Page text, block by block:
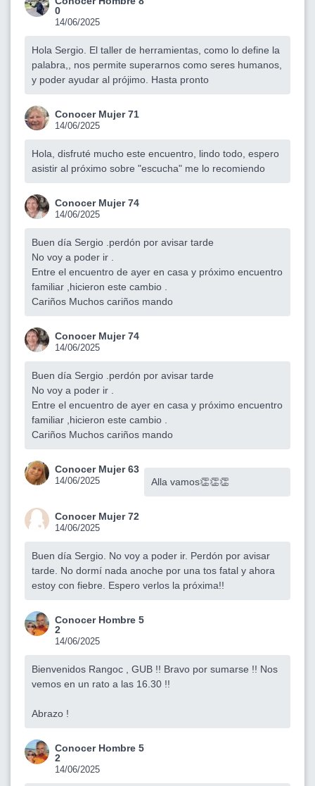
0
14/06/2025
Hola Sergio. El taller de herramientas, como lo define la
palabra,, nos permite superarnos como seres humanos,
y poder ayudar al prójimo. Hasta pronto
Conocer Mujer 71
14/06/2025
Hola, disfruté mucho este encuentro, lindo todo, espero
asistir al próximo sobre "escucha" me lo recomiendo
Conocer Mujer 74
14/06/2025
Buen día Sergio .perdón por avisar tarde
No voy a poder ir .
Entre el encuentro de ayer en casa y próximo encuentro
familiar ,hicieron este cambio .
Cariños Muchos cariños mando
Conocer Mujer 74
14/06/2025
Buen día Sergio .perdón por avisar tarde
No voy a poder ir .
Entre el encuentro de ayer en casa y próximo encuentro
familiar ,hicieron este cambio .
Cariños Muchos cariños mando
Conocer Mujer 63
14/06/2025 Alla vamos👏👏👏
Conocer Mujer 72
14/06/2025
Buen día Sergio. No voy a poder ir. Perdón por avisar
tarde. No dormí nada anoche por una tos fatal y ahora
estoy con fiebre. Espero verlos la próxima!!
Conocer Hombre 5
2
14/06/2025
Bienvenidos Rangoc , GUB !! Bravo por sumarse !! Nos
vemos en un rato a las 16.30 !!
Abrazo !
Conocer Hombre 5
2
14/06/2025